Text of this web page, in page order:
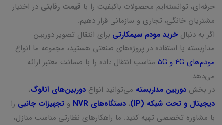
حرفه‌ای، توانسته‌ایم محصولات باکیفیت را با قیمت رقابتی در اختیار
مشتریان خانگی، تجاری و سازمانی قرار دهیم.
اگر به دنبالخرید مودم سیمکارتی برای انتقال تصویر دوربین
مداربسته یا استفاده در پروژه‌های صنعتی هستید، مجموعه ما انواع
مودم‌های 4G و 5G
مناسب انتقال داده را با ضمانت معتبر ارائه
می‌دهد.
در بخش دوربین مداربسته می‌توانید انواع دوربین‌های آنالوگ،
دیجیتال و تحت شبکه (IP)
، دستگاه‌های NVR و تجهیزات جانبی را
با مشاوره تخصصی تهیه کنید. ما راهکارهای نظارتی مناسب منازل،